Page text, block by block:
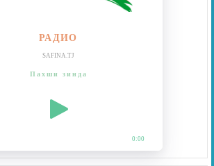
РАДИО
SAFINA.TJ
Пахши зинда
0:00